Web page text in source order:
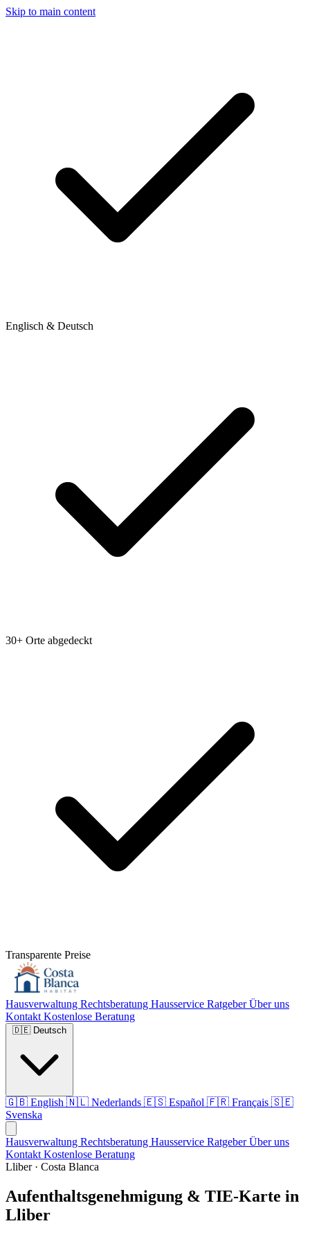
Skip to main content
Englisch & Deutsch
30+ Orte abgedeckt
Transparente Preise
Hausverwaltung Rechtsberatung Hausservice RatgeberÜber uns
Kontakt Kostenlose Beratung
🇩🇪 Deutsch
🇬🇧 English 🇳🇱 Nederlands 🇪🇸 Español 🇫🇷 Français 🇸🇪
Svenska
Hausverwaltung Rechtsberatung Hausservice RatgeberÜber uns
Kontakt Kostenlose Beratung
Lliber · Costa Blanca
Aufenthaltsgenehmigung & TIE-Karte in
Lliber